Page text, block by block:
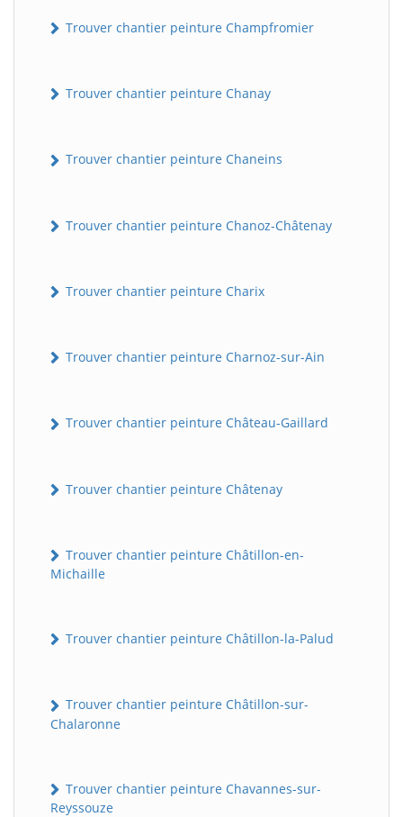
Trouver chantier peinture Champfromier
Trouver chantier peinture Chanay
Trouver chantier peinture Chaneins
Trouver chantier peinture Chanoz-Châtenay
Trouver chantier peinture Charix
Trouver chantier peinture Charnoz-sur-Ain
Trouver chantier peinture Château-Gaillard
Trouver chantier peinture Châtenay
Trouver chantier peinture Châtillon-en-
Michaille
Trouver chantier peinture Châtillon-la-Palud
Trouver chantier peinture Châtillon-sur-
Chalaronne
Trouver chantier peinture Chavannes-sur-
Reyssouze